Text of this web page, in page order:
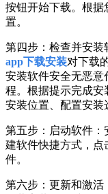
按钮开始下载。根据
置。
第四步：检查并安装
app下载安装对下载
安装软件安全无恶意
程。根据提示完成安
安装位置、配置安装
第五步：启动软件：
建软件快捷方式，点
件。
第六步：更新和激活